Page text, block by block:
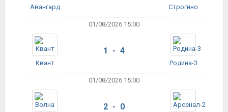
Авангард Строгино
01/08/2026 15:00
Квант
1 - 4
Родина-3
01/08/2026 15:00
2 - 0